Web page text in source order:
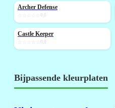
NIEUW
Archer Defense
0,0
NIEUW
Castle Keeper
0,0
Bijpassende kleurplaten